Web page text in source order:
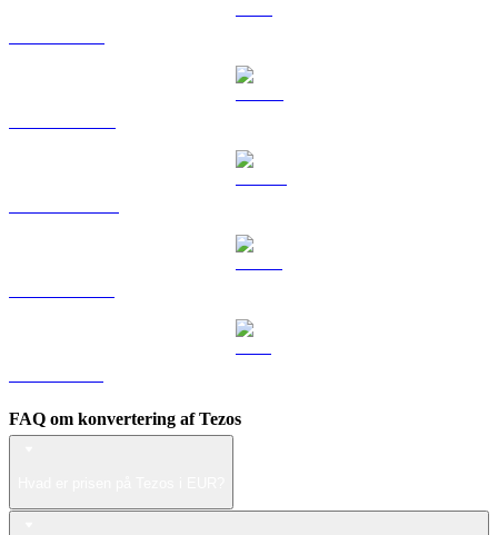
FAQ om konvertering af Tezos